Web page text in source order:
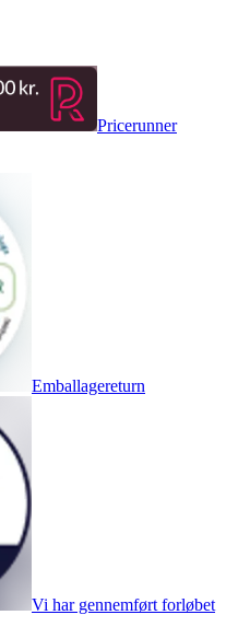
Pricerunner
Emballagereturn
Vi har gennemført forløbet